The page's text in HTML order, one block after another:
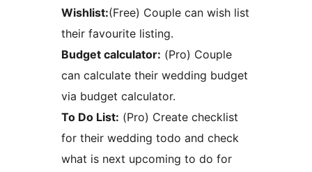
Wishlist:(Free) Couple can wish list
their favourite listing.
Budget calculator: (Pro) Couple
can calculate their wedding budget
via budget calculator.
To Do List: (Pro) Create checklist
for their wedding todo and check
what is next upcoming to do for